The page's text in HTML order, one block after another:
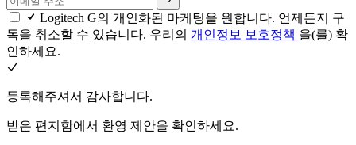
Logitech G의 개인화된 마케팅을 원합니다. 언제든지 구
독을 취소할 수 있습니다. 우리의 개인정보 보호정책 을(를) 확
인하세요.
등록해주셔서 감사합니다.
받은 편지함에서 환영 제안을 확인하세요.